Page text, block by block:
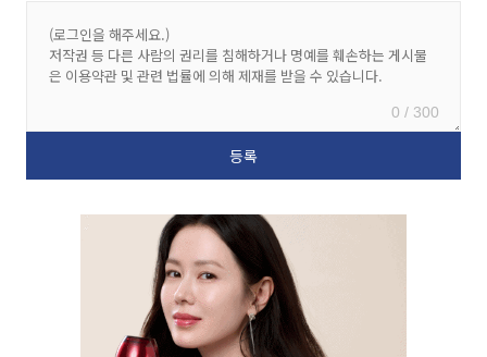
0 / 300